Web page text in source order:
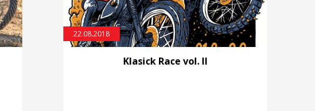
22.08.2018
Klasick Race vol. II